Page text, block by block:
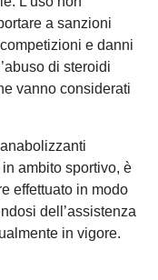
a sanzioni
e danni
di steroidi
vanno considerati
ambito sportivo, è
effettuato in modo
dell’assistenza
in vigore.